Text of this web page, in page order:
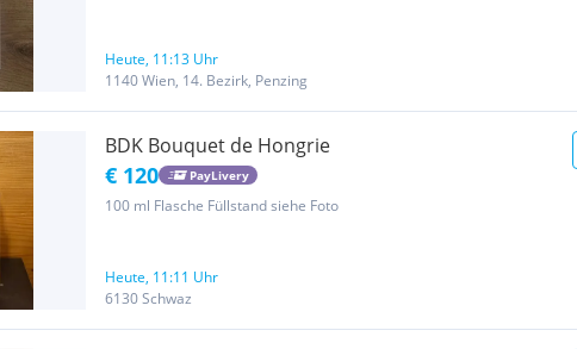
Heute, 11:13 Uhr
1140 Wien, 14. Bezirk, Penzing
BDK Bouquet de Hongrie
€ 120 PayLivery
100 ml Flasche Füllstand siehe Foto
Heute, 11:11 Uhr
6130 Schwaz